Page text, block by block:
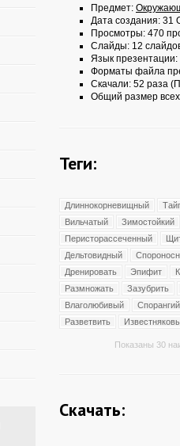
Предмет:
Дата создания: 31
Просмотры: 470
Слайды: 12
Язык презентации:
Форматы файла
Скачали: 52 раза
Общий размер
Теги:
Длиннокорневищный
Вильчатый
Зимостойкий
Перисторассеченный
Дельтовидный
Дренировать
Эпифит
Размножать
Зазубрить
Влаголюбивый
Спорангий
Разветвить
Показаны 30
Скачать: